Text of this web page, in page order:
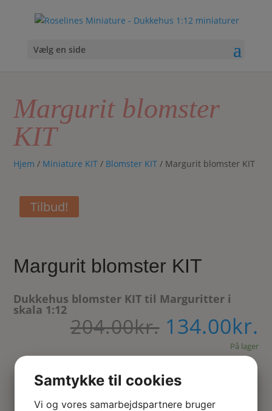
Vælg en side
Margurit blomster
KIT
Hjem / Miniature KIT / Blomster KIT / Margurit blomster KIT
Tilbud!
Margurit blomster KIT
Dukkehus blomster KIT til Marguritter i
skala 1:12
204.00kr. Den
pris
204.00kr..
134.00kr.
På lager
Tilføj til kurv
Samtykke til cookies
Vi og vores samarbejdspartnere bruger